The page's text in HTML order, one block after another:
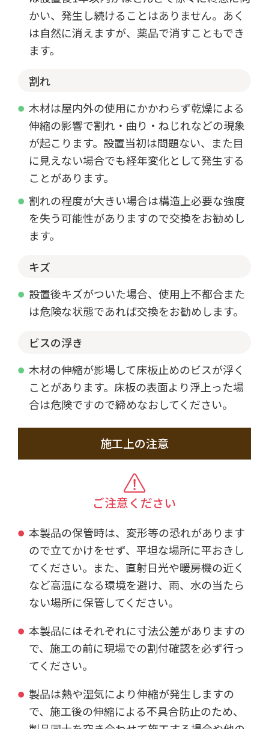
かい、発生し続けることはありません。あく
は自然に消えますが、薬品で消すこともでき
ます。
割れ
木材は屋内外の使用にかかわらず乾燥による
伸縮の影響で割れ・曲り・ねじれなどの現象
が起こります。設置当初は問題ない、また目
に見えない場合でも経年変化として発生する
ことがあります。
割れの程度が大きい場合は構造上必要な強度
を失う可能性がありますので交換をお勧めし
ます。
キズ
設置後キズがついた場合、使用上不都合また
は危険な状態であれば交換をお勧めします。
ビスの浮き
木材の伸縮が影場して床板止めのビスが浮く
ことがあります。床板の表面より浮上った場
合は危険ですので締めなおしてください。
施工上の注意
ご注意ください
本製品の保管時は、変形等の恐れがあります
ので立てかけをせず、平坦な場所に平おきし
てください。また、直射日光や暖房機の近く
など高温になる環境を避け、雨、水の当たら
ない場所に保管してください。
本製品にはそれぞれに寸法公差がありますの
で、施工の前に現場での割付確認を必ず行っ
てください。
製品は熱や湿気により伸縮が発生しますの
で、施工後の伸縮による不具合防止のため、